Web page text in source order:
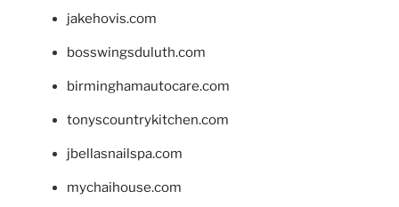
jakehovis.com
bosswingsduluth.com
birminghamautocare.com
tonyscountrykitchen.com
jbellasnailspa.com
mychaihouse.com